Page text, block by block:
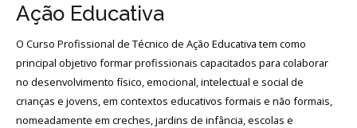
Ação Educativa
O Curso Profissional de Técnico de Ação Educativa tem como
principal objetivo formar profissionais capacitados para colaborar
no desenvolvimento físico, emocional, intelectual e social de
crianças e jovens, em contextos educativos formais e não formais,
nomeadamente em creches, jardins de infância, escolas e